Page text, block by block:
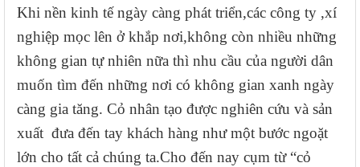
Khi nền kinh tế ngày càng phát triển,các công ty ,xí
nghiệp mọc lên ở khắp nơi,không còn nhiều những
không gian tự nhiên nữa thì nhu cầu của người dân
muốn tìm đến những nơi có không gian xanh ngày
càng gia tăng. Cỏ nhân tạo được nghiên cứu và sản
xuất đưa đến tay khách hàng như một bước ngoặt
lớn cho tất cả chúng ta.Cho đến nay cụm từ “cỏ